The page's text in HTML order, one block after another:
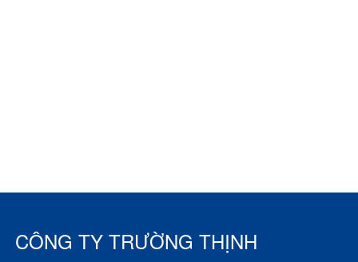
CÔNG TY TRƯỜNG THỊNH